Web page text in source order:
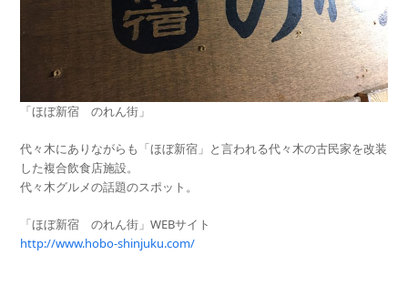
「ほぼ新宿 のれん街」
代々木にありながらも「ほぼ新宿」と言われる代々木の古民家を改装
した複合飲食店施設。
代々木グルメの話題のスポット。
「ほぼ新宿 のれん街」WEBサイト
http://www.hobo-shinjuku.com/